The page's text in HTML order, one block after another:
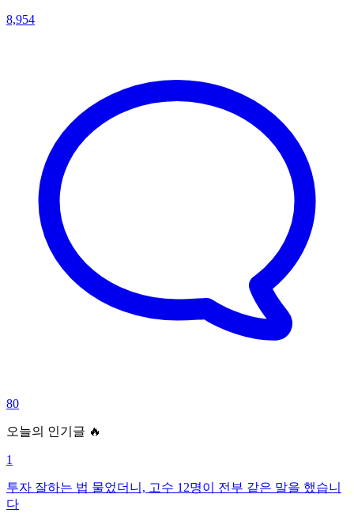
8,954
80
오늘의 인기글 🔥
1
투자 잘하는 법 물었더니, 고수 12명이 전부 같은 말을 했습니
다